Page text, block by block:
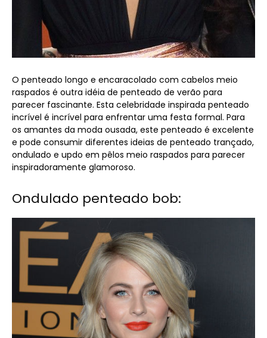
O penteado longo e encaracolado com cabelos meio
raspados é outra idéia de penteado de verão para
parecer fascinante. Esta celebridade inspirada penteado
incrível é incrível para enfrentar uma festa formal. Para
os amantes da moda ousada, este penteado é excelente
e pode consumir diferentes ideias de penteado trançado,
ondulado e updo em pêlos meio raspados para parecer
inspiradoramente glamoroso.
Ondulado penteado bob: